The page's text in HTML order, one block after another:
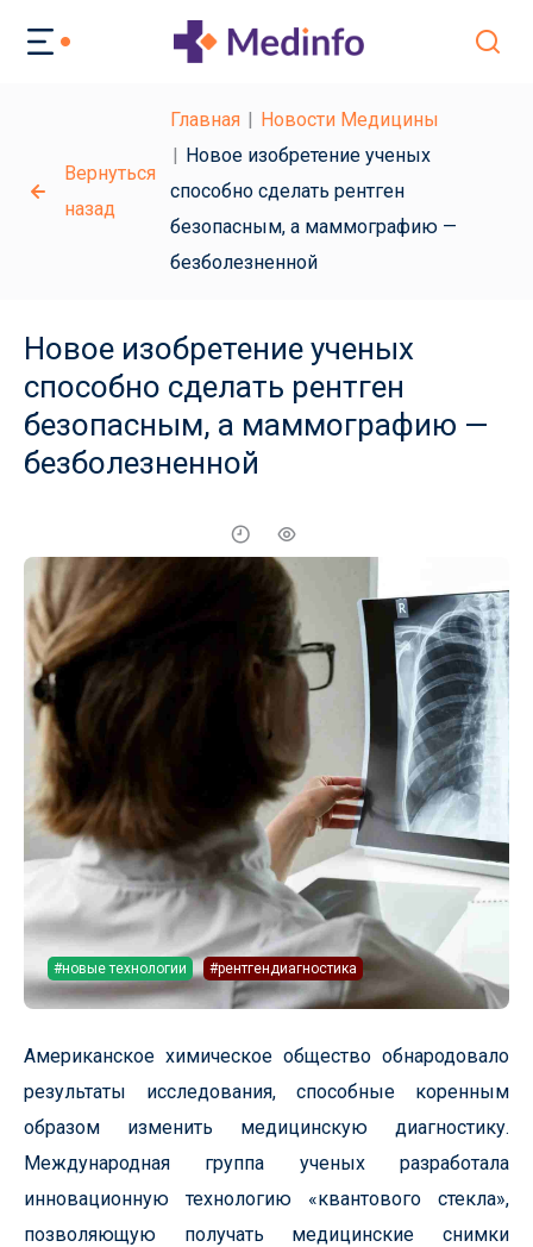
Вернуться
назад
Главная
Новости Медицины
Новое изобретение ученых
способно сделать рентген
безопасным, а маммографию —
безболезненной
Новое изобретение ученых
способно сделать рентген
безопасным, а маммографию —
безболезненной
#новые технологии #рентгендиагностика
Американское химическое общество обнародовало
результаты исследования, способные коренным
образом изменить медицинскую диагностику.
Международная группа ученых разработала
инновационную технологию «квантового стекла»,
позволяющую получать медицинские снимки